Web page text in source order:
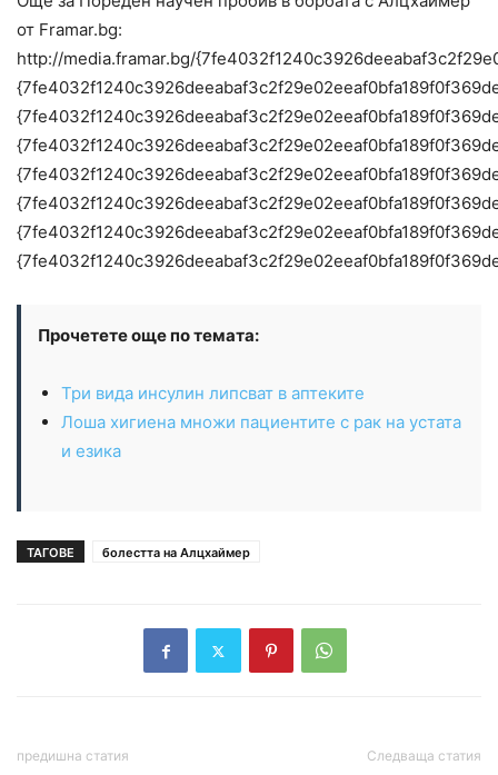
от Framar.bg:
http://media.framar.bg/
Прочетете още по темата:
Три вида инсулин липсват в аптеките
Лоша хигиена множи пациентите с рак на устата
и езика
ТАГОВЕ болестта на Алцхаймер
предишна статия Следваща статия